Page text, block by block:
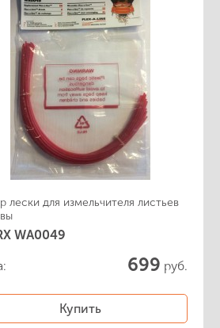
лески для измельчителя листьев
WA0049
699 руб.
Купить